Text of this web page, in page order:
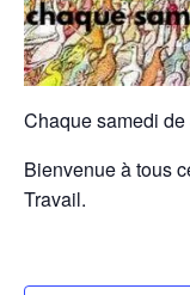
Chaque samedi
Bienvenue à tous
Travail.